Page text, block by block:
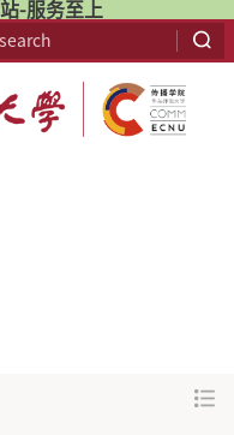
-服务至上